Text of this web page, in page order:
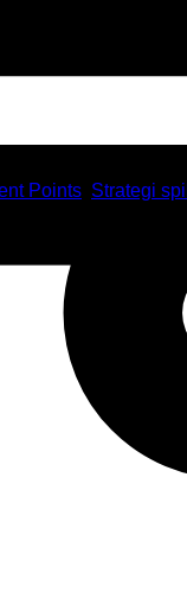
Points Strategi spil